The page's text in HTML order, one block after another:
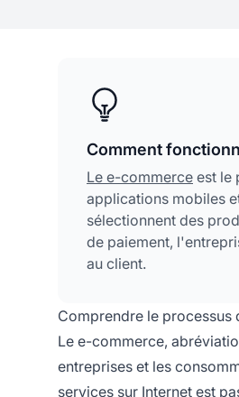
Comment
Le e-commerce est le
applications mobiles
sélectionnent des
de paiement,
au client.
Comprendre le processus
Le e-commerce,
entreprises et les
services sur Internet est